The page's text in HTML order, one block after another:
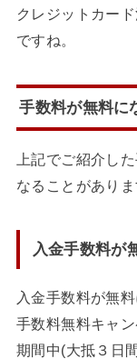
クレジットカー
ですね。
手数料が無料に
上記でご紹介し
なることがあり
入金手数料が
入金手数料が無
手数料無料キャ
期間中(大抵３日